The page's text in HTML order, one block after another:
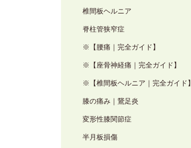
椎間板ヘルニア
脊柱管狭窄症
※【腰痛｜完全ガイド】
※【座骨神経痛｜完全ガイド】
※【椎間板ヘルニア｜完全ガイド】
膝の痛み｜鵞足炎
変形性膝関節症
半月板損傷